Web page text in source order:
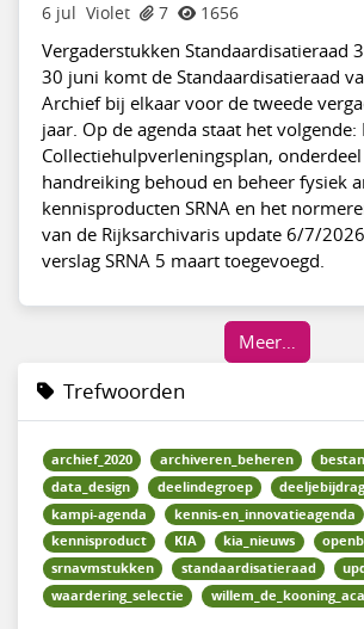
6 jul Violet 7 1656
Vergaderstukken Standaardisatieraad
30 juni komt de Standaardisatieraad
Archief bij elkaar voor de tweede
jaar. Op de agenda staat het
Collectiehulpverleningsplan,
handreiking behoud en beheer fysiek
kennisproducten SRNA en het
van de Rijksarchivaris update 6/7/
verslag SRNA 5 maart toegevoegd.
Meer…
Trefwoorden
archief_2020 archiveren_beheren
data_design
deelindegroep
kampi-agenda
kennis-en_innovatieagenda
kennisproduct
KIA kia_nieuws
srnavmstukken
standaardisatieraad
waardering_selectie